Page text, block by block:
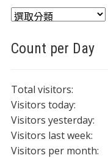
分
Count per Day
Total visitors:
Visitors today:
Visitors yesterday:
Visitors last week:
Visitors per month: